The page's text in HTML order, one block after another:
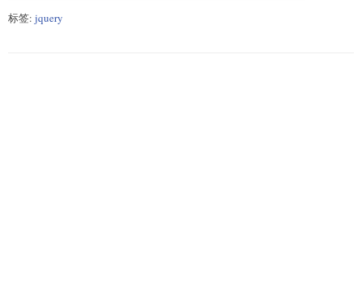
标签: jquery